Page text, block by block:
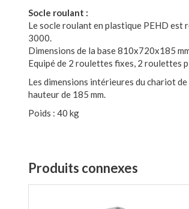
Socle roulant :
Le socle roulant en plastique PEHD est
3000.
Dimensions de la base 810x720x185
Equipé de 2 roulettes fixes, 2 roulettes
Les dimensions intérieures du chariot
hauteur de 185 mm.
Poids : 40 kg
Produits connexes